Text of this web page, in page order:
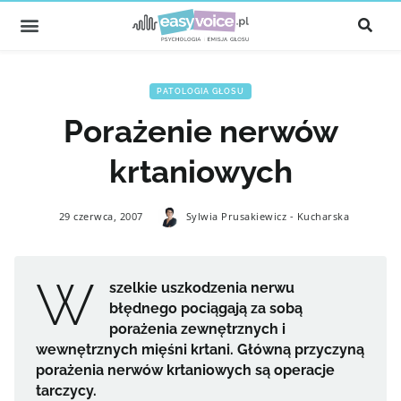
PATOLOGIA GŁOSU
Porażenie nerwów
krtaniowych
29 czerwca, 2007 Sylwia Prusakiewicz - Kucharska
W
szelkie uszkodzenia nerwu
błędnego pociągają za sobą
porażenia zewnętrznych i
wewnętrznych mięśni krtani. Główną przyczyną
porażenia nerwów krtaniowych są operacje
tarczycy.